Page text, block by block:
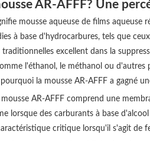
AR-AFFF? Une
mousse aqueuse de films
à base d'hydrocarbures, tels que
traditionnelles excellent dans la
l'éthanol, le méthanol ou
la mousse AR-AFFF a gagné
AR-AFFF comprend une
lorsque des carburants à base
critique lorsqu'il s'agit de